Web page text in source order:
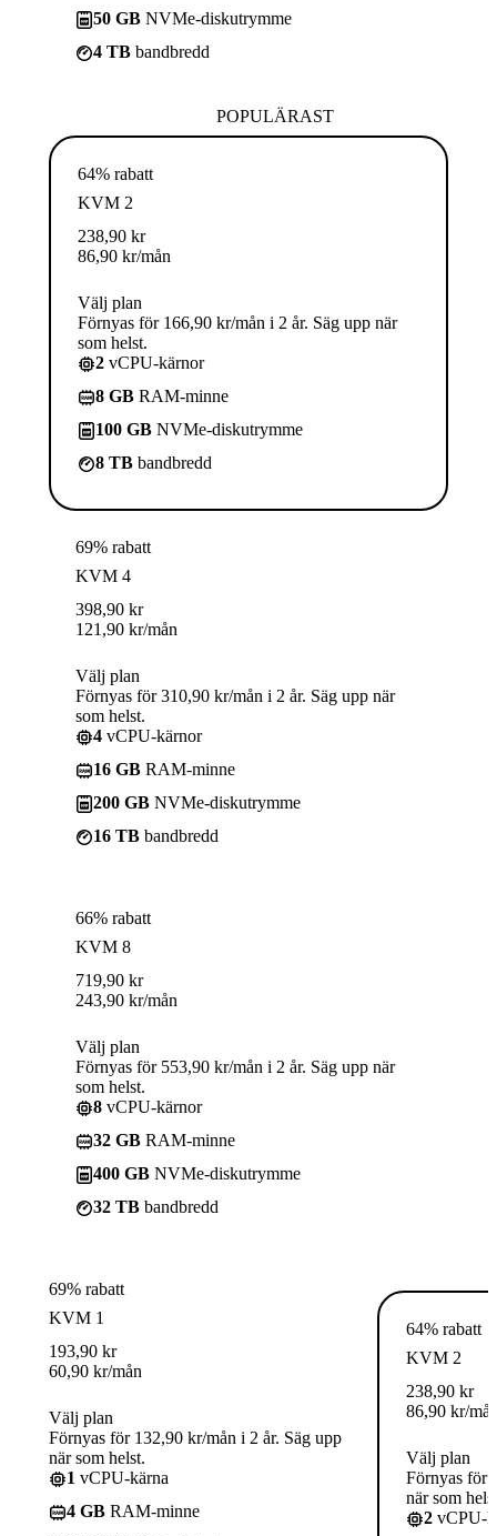
50 GB NVMe-diskutrymme
4 TB bandbredd
POPULÄRAST
64% rabatt
KVM 2
238,90 kr
86,90 kr/mån
Välj plan
Förnyas för 166,90 kr/mån i 2 år. Säg upp när
som helst.
2 vCPU-kärnor
8 GB RAM-minne
100 GB NVMe-diskutrymme
8 TB bandbredd
69% rabatt
KVM 4
398,90 kr
121,90 kr/mån
Välj plan
Förnyas för 310,90 kr/mån i 2 år. Säg upp när
som helst.
4 vCPU-kärnor
16 GB RAM-minne
200 GB NVMe-diskutrymme
16 TB bandbredd
66% rabatt
KVM 8
719,90 kr
243,90 kr/mån
Välj plan
Förnyas för 553,90 kr/mån i 2 år. Säg upp när
som helst.
8 vCPU-kärnor
32 GB RAM-minne
400 GB NVMe-diskutrymme
32 TB bandbredd
69% rabatt
KVM 1
193,90 kr
60,90 kr/mån
Välj plan
Förnyas för 132,90 kr/mån i 2 år. Säg upp
när som helst.
1 vCPU-kärna
4 GB RAM-minne
64% rabatt
KVM 2
238,90 kr
86,90 kr/
Välj plan
Förnyas för
när som
2 vCPU-